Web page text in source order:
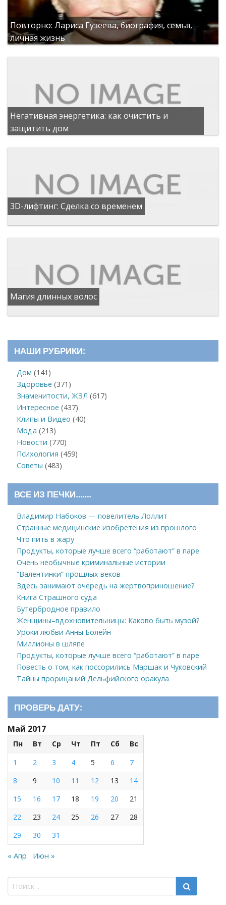
Повторно: Лариса Гузеева, биография, семья,
личная жизнь
Негативная энергетика: как очистить и
защитить дом
3D-лифтинг: Сделка со временем
Магия длинных волос
НАШИ РУБРИКИ:
Дом (141)
Здоровье (371)
Знаменитости, ЖЗЛ (617)
Интересное (437)
Клипы и Видео (40)
Мода (213)
Новости (770)
Психология (459)
Советы (483)
ВСЕ ИЗ ПЕЧКИ…….
Владимир Набоков — повелитель Лоллит
Странные медицинские изобретения из прошлого
Что пить в жару
Продукты, которые лучше всего “работают” в паре
Очень необычные криминальные истории
“Валентинки” прошлых веков
Здесь занимают очередь на жертвоприношение?
Книга Страшного суда
Бутербродное правило
Женщины–вдохновительницы: Каково быть музой?
Уроки любви Анны Болейн
Миллионы в шляпе
Продукты, которые лучше всего “работают” в паре
Повесть о том, как поссорились Маршак и Чуковский
Тайны прорицаний Дельфийского оракула
ПРОВЕРЬ ДАТУ:
Май 2017
Пн Вт Ср Чт Пт Сб
Вс
1
2 3 4 5 6
7
8
9 10 11 12 13
14
15
16 17 18 19 20
21
22
23 24 25 26 27
28
29
30 31
« Апр Июн »